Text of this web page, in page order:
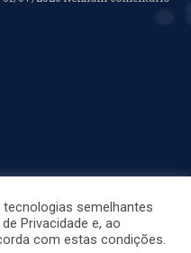
semelhantes
Privacidade e, ao
com estas condições.